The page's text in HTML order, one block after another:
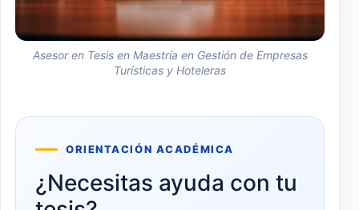
Asesor en Tesis en Maestría en Gestión de Empresas
Turísticas y Hoteleras
ORIENTACIÓN ACADÉMICA
¿Necesitas ayuda con tu